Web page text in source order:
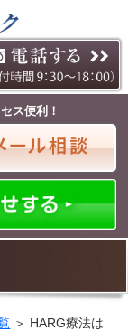
ス便利！
＞ HARG療法は